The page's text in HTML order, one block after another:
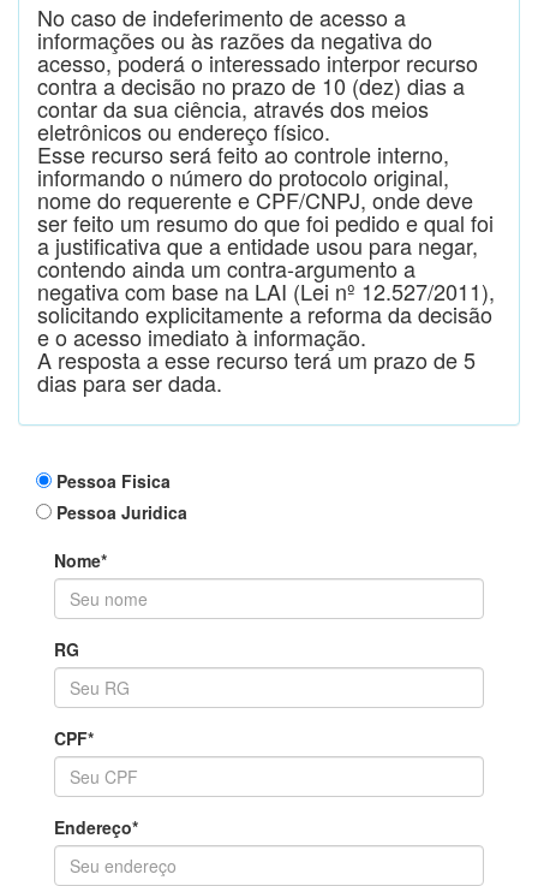
No caso de indeferimento de acesso a
informações ou às razões da negativa do
acesso, poderá o interessado interpor recurso
contra a decisão no prazo de 10 (dez) dias a
contar da sua ciência, através dos meios
eletrônicos ou endereço físico.
Esse recurso será feito ao controle interno,
informando o número do protocolo original,
nome do requerente e CPF/CNPJ, onde deve
ser feito um resumo do que foi pedido e qual foi
a justificativa que a entidade usou para negar,
contendo ainda um contra-argumento a
negativa com base na LAI (Lei nº 12.527/2011),
solicitando explicitamente a reforma da decisão
e o acesso imediato à informação.
A resposta a esse recurso terá um prazo de 5
dias para ser dada.
Pessoa Fisica
Pessoa Juridica
Nome*
RG
CPF*
Endereço*